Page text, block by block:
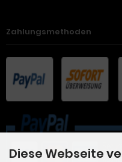
Zahlungsmethoden
Diese Webseite